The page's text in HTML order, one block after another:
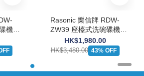
機
洗碗
Rasonic 樂信牌 RDW-
ZW39 座檯式洗碗碟機
(送：ecostore 檸檬味洗碗
機專用洗碗粉 (1KG))
HK$1,980.00
HK$3,480.00 43% OFF